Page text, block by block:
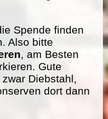
Spende finden
Also bitte
, am Besten
Gute
Diebstahl,
dort dann